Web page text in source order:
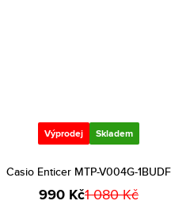
Výprodej Skladem
Casio Enticer MTP-V004G-1BUDF
990 Kč1 080 Kč